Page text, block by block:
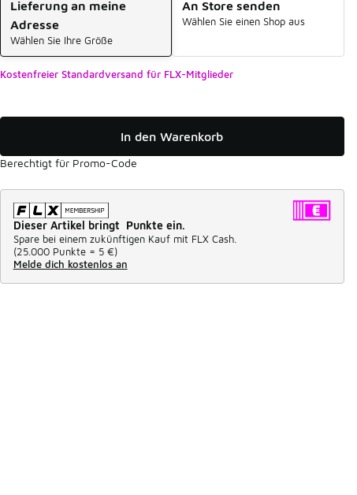
Lieferung an meine
Adresse
Wählen Sie Ihre Größe
An Store senden
Wählen Sie einen Shop aus
Kostenfreier Standardversand für FLX-Mitglieder
In den Warenkorb
Berechtigt für Promo-Code
Dieser Artikel bringt Punkte ein.
Spare bei einem zukünftigen Kauf mit FLX Cash.
(25.000 Punkte = 5 €)
Melde dich kostenlos an